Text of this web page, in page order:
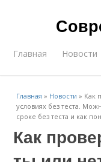
Главная Новости
Главная » Новости » Как
условиях без теста.
сроке без теста и как
Как